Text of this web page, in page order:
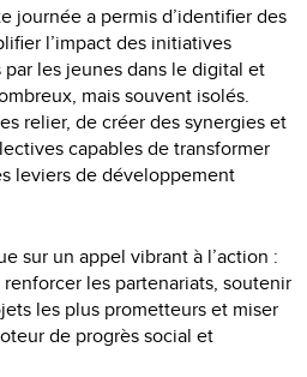
journée a permis d’identifier des
l’impact des initiatives
les jeunes dans le digital et
mais souvent isolés.
relier, de créer des synergies et
capables de transformer
leviers de développement
sur un appel vibrant à l’action :
les partenariats, soutenir
les plus prometteurs et miser
de progrès social et